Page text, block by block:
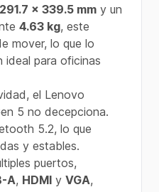
x 339.5 mm y un
4.63 kg, este
mover, lo que lo
ideal para oficinas
el Lenovo
5 no decepciona.
5.2, lo que
y estables.
puertos,
A, HDMI y VGA,